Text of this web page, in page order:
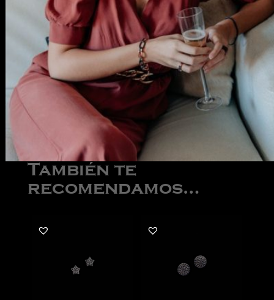
También te
recomendamos…